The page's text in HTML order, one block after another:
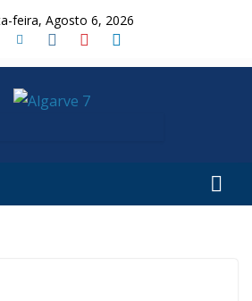
feira, Agosto 6, 2026